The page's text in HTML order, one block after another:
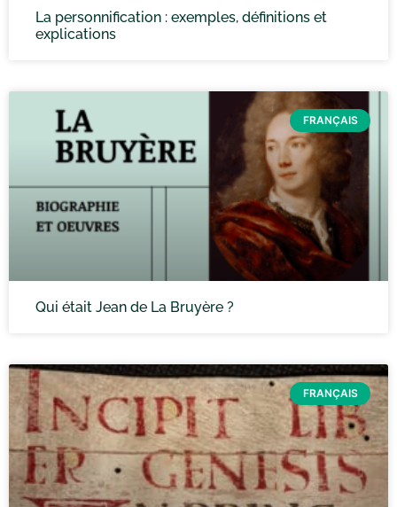
La personnification : exemples, définitions et
explications
FRANÇAIS
Qui était Jean de La Bruyère ?
FRANÇAIS